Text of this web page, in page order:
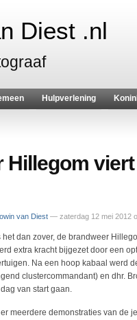
Diest .nl
Hulpverlening
Hillegom
van Diest — zaterdag 12 mei 2012
het dan zover, de brandweer
extra kracht bijgezet door een
Na een hoop kabaal werd
clustercommandant) en dhr.
van start gaan.
meerdere demonstraties van de